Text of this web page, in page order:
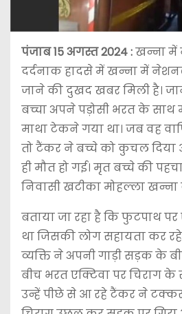
पंजाब 15 अगस्त 2024 :खन्ना में
दर्दनाक हादसे में खन्ना में
जाने की दुखद खबर मिली है।
बच्चा अपने पड़ोसी भरत के साथ
माथा टेकने गया था। जब वह
तो टैंकर ने बच्चे को कुचल दिया
ही मौत हो गई। मृत बच्चे की
निवासी खटीका मोहल्ला
बताया जा रहा है कि फुटपाथ
था जिसकी लोग सहायता कर
व्यक्ति ने अपनी गाड़ी सड़क के
बीच भरत एक्टिवा पर चिराग के
उन्हें पीछे से आ रहे टैंकर ने